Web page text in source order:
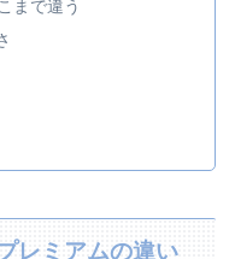
まで違う
レミアムの違い